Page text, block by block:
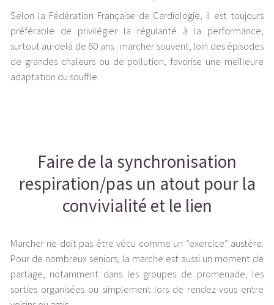
Selon la Fédération Française de Cardiologie, il est toujours
préférable de privilégier la régularité à la performance,
surtout au-delà de 60 ans : marcher souvent, loin des épisodes
de grandes chaleurs ou de pollution, favorise une meilleure
adaptation du souffle.
Faire de la synchronisation
respiration/pas un atout pour la
convivialité et le lien
Marcher ne doit pas être vécu comme un “exercice” austère.
Pour de nombreux seniors, la marche est aussi un moment de
partage, notamment dans les groupes de promenade, les
sorties organisées ou simplement lors de rendez-vous entre